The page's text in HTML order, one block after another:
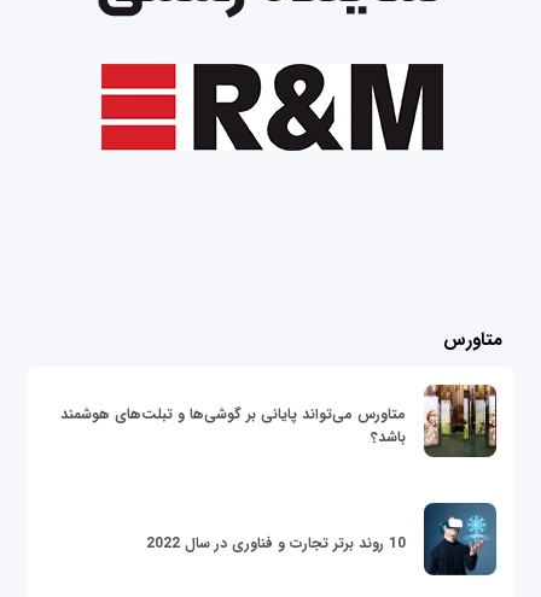
متاورس
متاورس می‌تواند پایانی بر گوشی‌ها و تبلت‌های هوشمند
باشد؟
10 روند برتر تجارت و فناوری در سال 2022